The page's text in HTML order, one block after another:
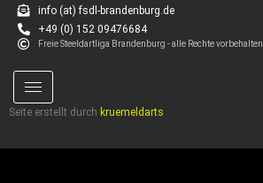
info (at) fsdl-brandenburg.de
+49 (0) 152 09476684
Freie Steeldartliga Brandenburg - alle Rechte vorbehalten
Seite erstellt durch kruemeldarts